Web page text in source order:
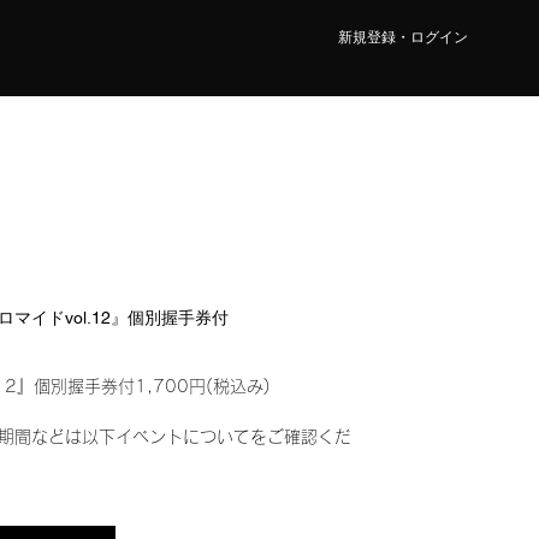
新規登録・ログイン
マイドvol.12』個別握手券付
』個別握手券付1,700円(税込み)
間などは以下イベントについてをご確認くだ